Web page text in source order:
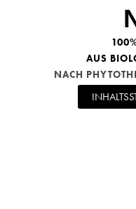
AUS
NACH